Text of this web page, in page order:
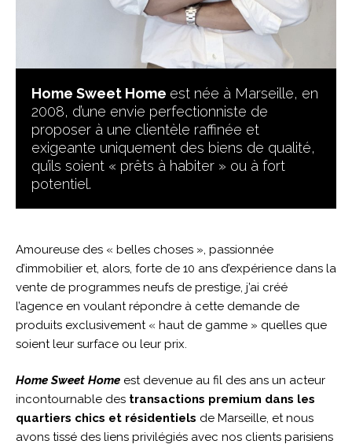
Home Sweet Home est née à Marseille, en
2008, d’une envie perfectionniste de
proposer à une clientèle raffinée et
exigeante uniquement des biens de qualité,
qu’ils soient « prêts à habiter » ou à fort
potentiel.
Amoureuse des « belles choses », passionnée
d’immobilier et, alors, forte de 10 ans d’expérience dans la
vente de programmes neufs de prestige, j’ai créé
l’agence en voulant répondre à cette demande de
produits exclusivement « haut de gamme » quelles que
soient leur surface ou leur prix.
Home Sweet Home est devenue au fil des ans un acteur
incontournable des transactions premium dans les
quartiers chics et résidentiels de Marseille, et nous
avons tissé des liens privilégiés avec nos clients parisiens